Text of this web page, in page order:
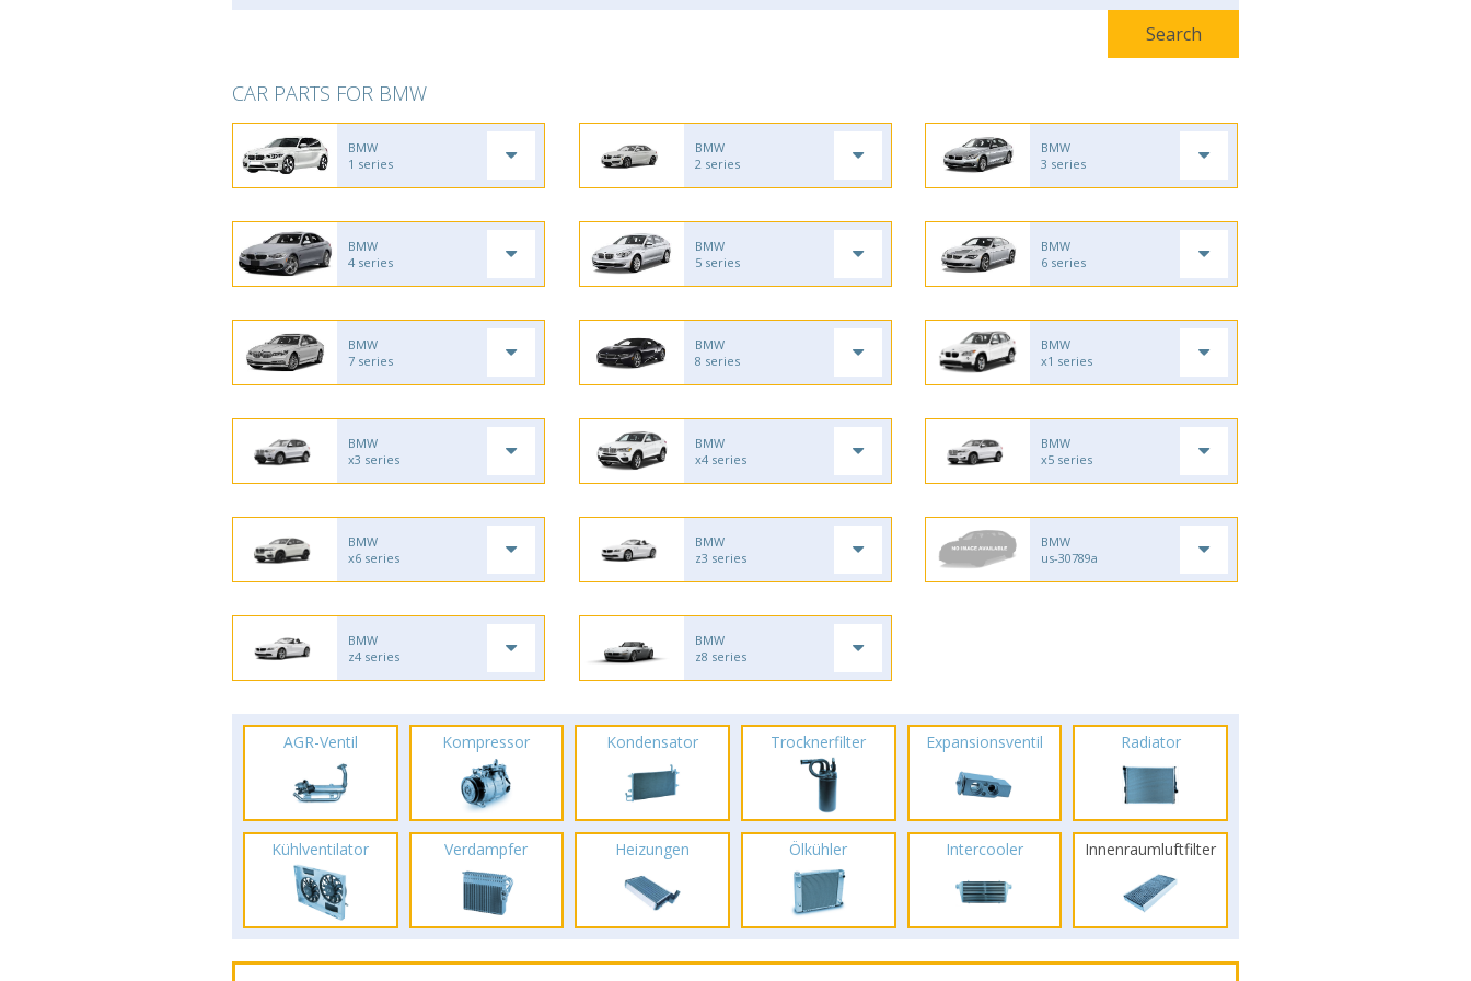
CAR PARTS FOR BMW
BMW
1 series
BMW
2 series
BMW
3 series
BMW
4 series
BMW
5 series
BMW
6 series
BMW
7 series
BMW
8 series
BMW
x1 series
BMW
x3 series
BMW
x4 series
BMW
x5 series
BMW
x6 series
BMW
z3 series
BMW
us-30789a
BMW
z4 series
BMW
z8 series
AGR-Ventil Kompressor Kondensator Trocknerfilter Expansionsventil Radiator
Kühlventilator Verdampfer Heizungen Ölkühler Intercooler Innenraumluftfilter